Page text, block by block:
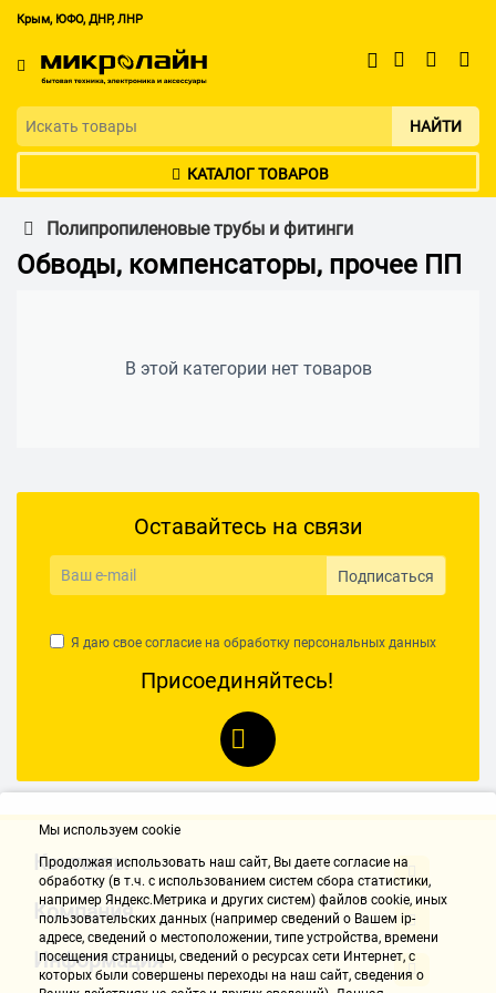
Крым, ЮФО, ДНР, ЛНР
НАЙТИ
КАТАЛОГ ТОВАРОВ
Полипропиленовые трубы и фитинги
Обводы, компенсаторы, прочее ПП
В этой категории нет товаров
Оставайтесь на связи
Подписаться
Я даю свое согласие на обработку персональных данных
Присоединяйтесь!
Контакты
Компания
Информация
Мы используем cookie
Продолжая использовать наш cайт, Вы даете согласие на
обработку (в т.ч. с использованием систем сбора статистики,
например Яндекс.Метрика и других систем) файлов cookie, иных
пользовательских данных (например сведений о Вашем ip-
адресе, сведений о местоположении, типе устройства, времени
посещения страницы, сведений о ресурсах сети Интернет, с
которых были совершены переходы на наш сайт, сведения о